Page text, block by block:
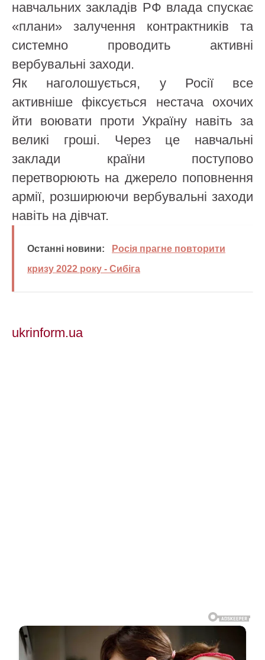
навчальних закладів РФ влада спускає
«плани» залучення контрактників та
системно проводить активні
вербувальні заходи.
Як наголошується, у Росії все
активніше фіксується нестача охочих
йти воювати проти Україну навіть за
великі гроші. Через це навчальні
заклади країни поступово
перетворюють на джерело поповнення
армії, розширюючи вербувальні заходи
навіть на дівчат.
Останні новини:
Росія прагне повторити
кризу 2022 року - Сибіга
ukrinform.ua